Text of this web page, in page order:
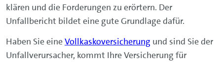
klären und die Forderungen zu erörtern. Der
Unfallbericht bildet eine gute Grundlage dafür.
Haben Sie eineVollkaskoversicherung und sind Sie der
Unfallverursacher, kommt Ihre Versicherung für